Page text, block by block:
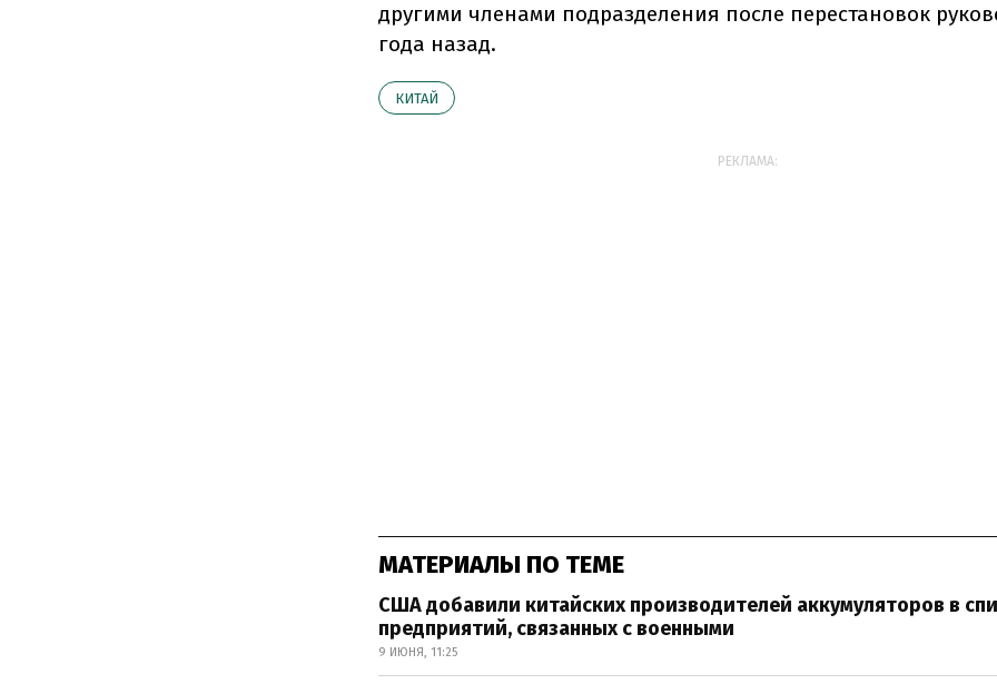
другими членами подразделения после перестановок
года назад.
КИТАЙ
РЕКЛАМА:
МАТЕРИАЛЫ ПО ТЕМЕ
США добавили китайских производителей аккумуляторов в
предприятий, связанных с военными
9 ИЮНЯ, 11:25